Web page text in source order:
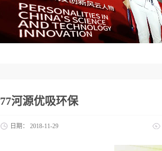
77河源优吸环保
日期： 2018-11-29